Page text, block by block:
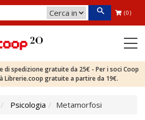
(0)
di spedizione gratuite da 25€ - Per i soci Coop
Librerie.coop gratuite a partire da 19€.
Psicologia Metamorfosi